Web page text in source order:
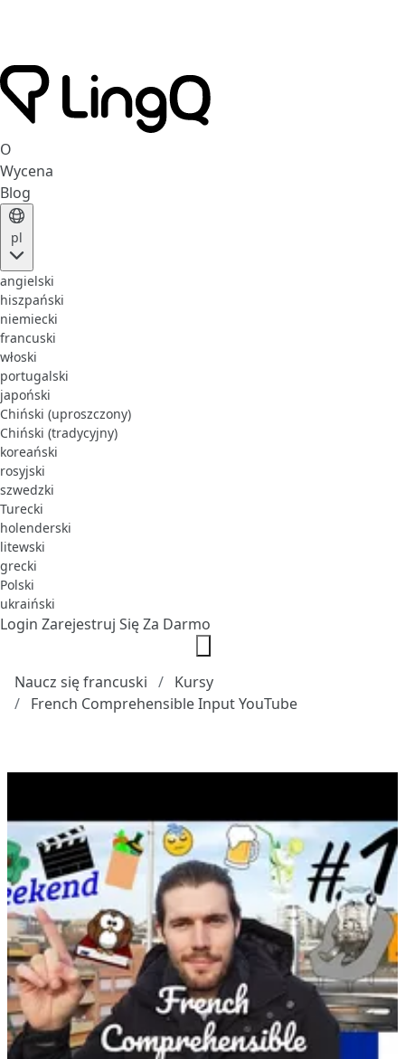
O
Wycena
Blog
pl
angielski
hiszpański
niemiecki
francuski
włoski
portugalski
japoński
Chiński (uproszczony)
Chiński (tradycyjny)
koreański
rosyjski
szwedzki
Turecki
holenderski
litewski
grecki
Polski
ukraiński
Login Zarejestruj Się Za Darmo
Naucz się francuski
Kursy
French Comprehensible Input YouTube